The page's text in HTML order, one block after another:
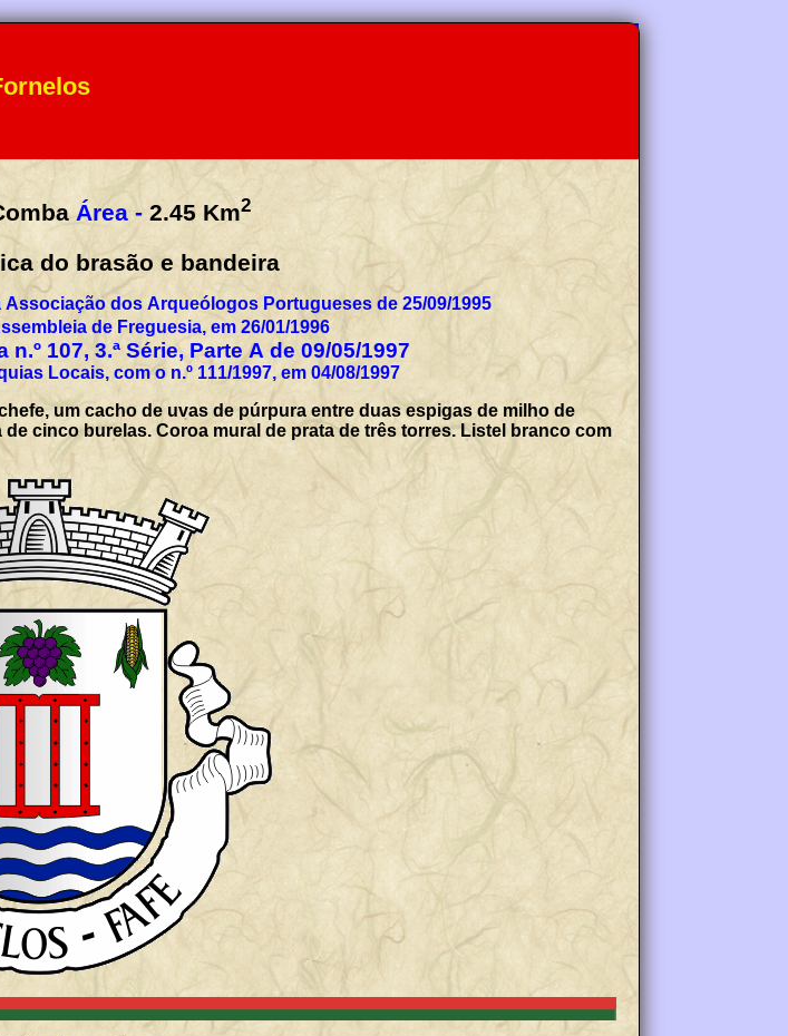
Área - 2.45 Km2
do brasão e bandeira
dos Arqueólogos Portugueses de 25/09/1995
de Freguesia, em 26/01/1996
107, 3.ª Série, Parte A de 09/05/1997
Locais, com o n.º 111/1997, em 04/08/1997
um cacho de uvas de púrpura entre duas espigas de milho de
cinco burelas. Coroa mural de prata de três torres. Listel branco com